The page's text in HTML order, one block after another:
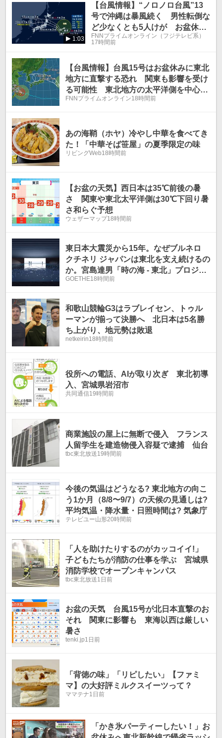
1:03
【台風情報】“ノロノロ台風”13
号で沖縄は暴風続く 男性転倒な
ど少なくとも5人けが お盆休み
は15号が東北接近か
FNNプライムオンライン（フジテレビ系）
17時間前
【台風情報】台風15号はお盆休みに東北
地方に直撃する恐れ 関東も影響を受け
る可能性 東北地方の太平洋側を中心に
大雨となる恐れ 関東でも台風周辺の湿
FNNプライムオンライン18時間前
あの海鞘（ホヤ）冷やし中華を食べてき
た！「中華そば笹屋」の夏季限定の味
リビングWeb18時間前
【お盆の天気】西日本は35℃前後の暑
さ 関東や東北太平洋側は30℃下回り暑
さ和らぐ予想
ウェザーマップ18時間前
東日本大震災から15年。なぜブルネロ
クチネリ ジャパンは東北を支え続けるの
か。宮島達男「時の海 - 東北」プロジェ
クト展
GOETHE18時間前
和歌山競輪G3はラブレイセン、トゥル
ーマンが揃って決勝へ 北日本は5名勝
ち上がり、地元勢は敗退
netkeirin18時間前
役所への電話、AIが取り次ぎ 東北初導
入、宮城県岩沼市
共同通信19時間前
商業施設の屋上に無断で侵入 フランス
人留学生を建造物侵入容疑で逮捕 仙台
tbc東北放送19時間前
今後の気温はどうなる? 東北地方の向こ
う1か月（8/8〜9/7）の天候の見通しは?
平均気温・降水量・日照時間は? 気象庁
テレビユー山形20時間前
「人を助けたりするのがカッコイイ!」
子どもたちが消防の仕事を学ぶ 宮城県
消防学校でオープンキャンパス
tbc東北放送1日前
お盆の天気 台風15号が北日本直撃のお
それ 関東に影響も 東海以西は厳しい
暑さ
tenki.jp1日前
「背徳の味」「リピしたい」【ファミ
マ】の大好評ミルクスイーツって？
ママテナ1日前
「かき氷パーティーしたい！」お